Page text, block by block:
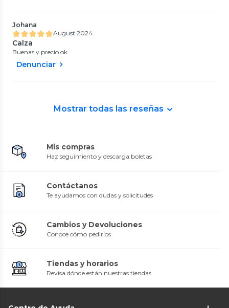
Johana
August 2024
Calza
Buenas y precio ok
Denunciar
Mostrar todas las reseñas
Mis compras
Haz seguimiento y descarga boletas
Contáctanos
Te ayudamos con dudas y solicitudes
Cambios y Devoluciones
Conoce cómo pedirlos
Tiendas y horarios
Revisa dónde están nuestras tiendas